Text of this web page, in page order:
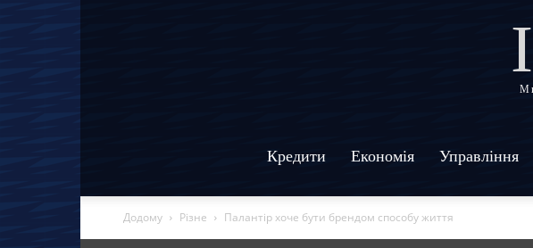
Кредити Економія Управління
Додому Різне Палантір хоче бути брендом способу життя